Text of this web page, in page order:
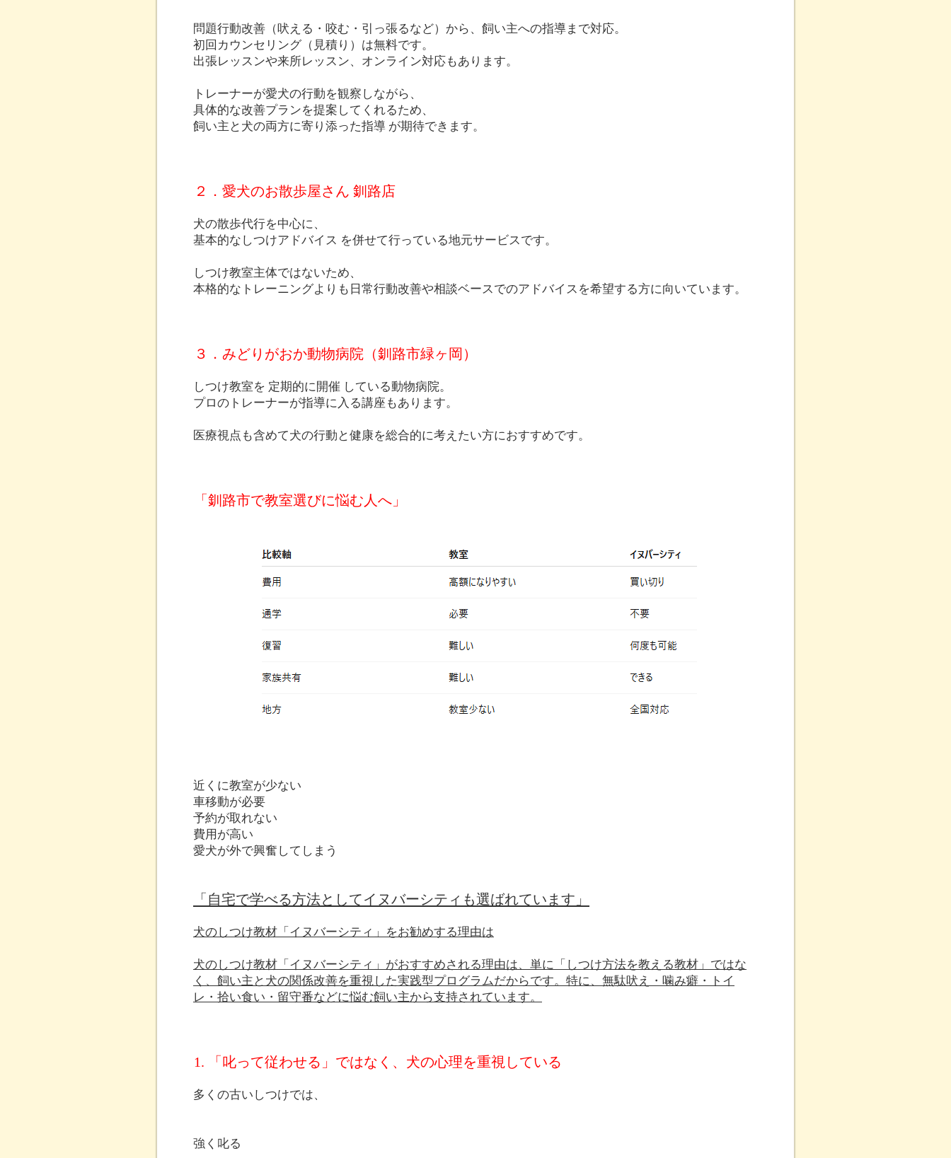
問題行動改善（吠える・咬む・引っ張るなど）から、飼い主への指導まで対応。
初回カウンセリング（見積り）は無料です。
出張レッスンや来所レッスン、オンライン対応もあります。
トレーナーが愛犬の行動を観察しながら、
具体的な改善プランを提案してくれるため、
飼い主と犬の両方に寄り添った指導 が期待できます。
２．愛犬のお散歩屋さん 釧路店
犬の散歩代行を中心に、
基本的なしつけアドバイス を併せて行っている地元サービスです。
しつけ教室主体ではないため、
本格的なトレーニングよりも日常行動改善や相談ベースでのアドバイスを希望する方に向いています。
３．みどりがおか動物病院（釧路市緑ヶ岡）
しつけ教室を 定期的に開催 している動物病院。
プロのトレーナーが指導に入る講座もあります。
医療視点も含めて犬の行動と健康を総合的に考えたい方におすすめです。
「釧路市で教室選びに悩む人へ」
近くに教室が少ない
車移動が必要
予約が取れない
費用が高い
愛犬が外で興奮してしまう
「自宅で学べる方法としてイヌバーシティも選ばれています」
犬のしつけ教材「イヌバーシティ」をお勧めする理由は
犬のしつけ教材「イヌバーシティ」がおすすめされる理由は、単に「しつけ方法を教える教材」ではな
く、飼い主と犬の関係改善を重視した実践型プログラムだからです。特に、無駄吠え・噛み癖・トイ
レ・拾い食い・留守番などに悩む飼い主から支持されています。
1. 「叱って従わせる」ではなく、犬の心理を重視している
多くの古いしつけでは、
強く叱る